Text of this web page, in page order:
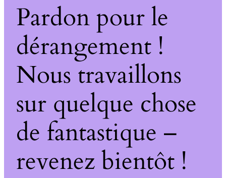
Pardon pour le
dérangement !
Nous travaillons
sur quelque chose
de fantastique –
revenez bientôt !